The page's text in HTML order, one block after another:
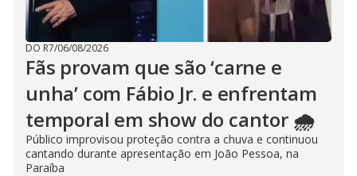
DO R7/06/08/2026
Fãs provam que são ‘carne e
unha’ com Fábio Jr. e enfrentam
temporal em show do cantor 🌧️
Público improvisou proteção contra a chuva e continuou
cantando durante apresentação em João Pessoa, na
Paraíba